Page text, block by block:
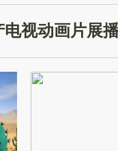
视动画片展